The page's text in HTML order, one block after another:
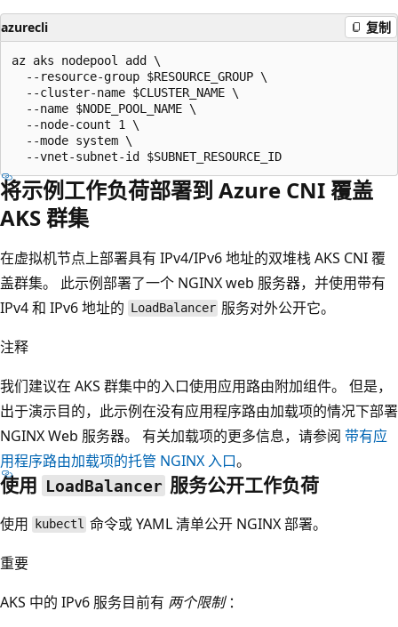
azurecli 复制
az aks nodepool add \
  --resource-group $RESOURCE_GROUP \
  --cluster-name $CLUSTER_NAME \
  --name $NODE_POOL_NAME \
  --node-count 1 \
  --mode system \
将示例工作负荷部署到 Azure CNI 覆盖
AKS 群集
在虚拟机节点上部署具有 IPv4/IPv6 地址的双堆栈 AKS CNI 覆
盖群集。 此示例部署了一个 NGINX web 服务器，并使用带有
IPv4 和 IPv6 地址的 LoadBalancer 服务对外公开它。
注释
我们建议在 AKS 群集中的入口使用应用路由附加组件。 但是，
出于演示目的，此示例在没有应用程序路由加载项的情况下部署
NGINX Web 服务器。 有关加载项的更多信息，请参阅 带有应
用程序路由加载项的托管 NGINX 入口。
使用 LoadBalancer 服务公开工作负荷
使用 kubectl 命令或 YAML 清单公开 NGINX 部署。
重要
AKS 中的 IPv6 服务目前有 两个限制：